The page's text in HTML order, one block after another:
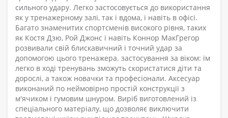
сильного удару. Легко застосовується до використання
як у тренажерному залі, так і вдома, і навіть в офісі.
Багато знаменитих спортсменів високого рівня, таких
як Костя Дзю, Рой Джонс і навіть Коннор МакГрегор
розвивали свій блискавичний і точний удар за
допомогою цього тренажера. застосування за віком: їм
легко в ході тренувань зможуть скористатися діти та
дорослі, а також новачки та професіонали. Аксесуар
виконаний по неймовірно простій конструкції з
м'ячиком і гумовим шнуром. Виріб виготовлений із
спеціального матеріалу, що дозволяє виключити